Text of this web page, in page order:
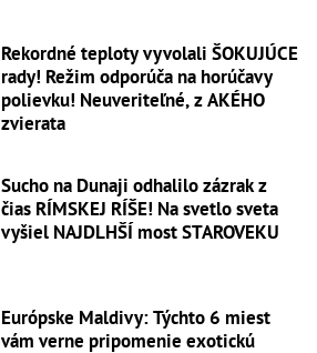
Rekordné teploty vyvolali ŠOKUJÚCE
rady! Režim odporúča na horúčavy
polievku! Neuveriteľné, z AKÉHO
zvierata
Sucho na Dunaji odhalilo zázrak z
čias RÍMSKEJ RÍŠE! Na svetlo sveta
vyšiel NAJDLHŠÍ most STAROVEKU
Európske Maldivy: Týchto 6 miest
vám verne pripomenie exotickú